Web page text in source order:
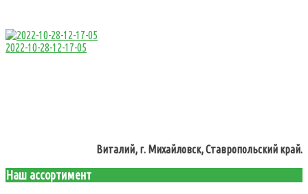
2022-10-28-12-17-05
Виталий, г. Михайловск, Ставропольский край.
Наш ассортимент